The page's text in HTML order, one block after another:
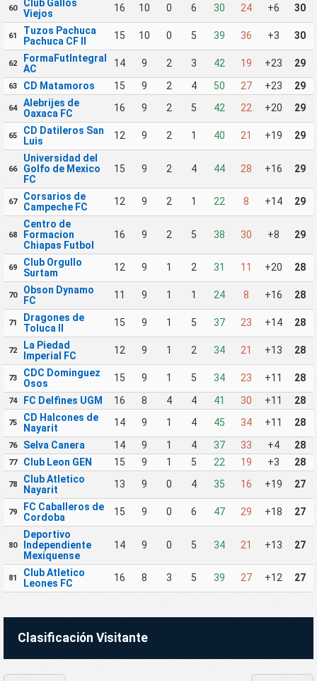
60
Club Gallos
Viejos
16 10 0 6 30 24 +6 30
61
Tuzos Pachuca
Pachuca CF II
15 10 0 5 39 36 +3 30
62
FormaFutIntegral
AC
14 9 2 3 42 19 +23 29
63 CD Matamoros 15 9 2 4 50 27 +23 29
64
Alebrijes de
Oaxaca FC
16 9 2 5 42 22 +20 29
65
CD Datileros San
Luis
12 9 2 1 40 21 +19 29
66
Universidad del
Golfo de Mexico
FC
15 9 2 4 44 28 +16 29
67
Corsarios de
Campeche FC
12 9 2 1 22 8 +14 29
68
Centro de
Formacion
Chiapas Futbol
16 9 2 5 38 30 +8 29
69
Club Orgullo
Surtam
12 9 1 2 31 11 +20 28
70
Obson Dynamo
FC
11 9 1 1 24 8 +16 28
71
Dragones de
Toluca II
15 9 1 5 37 23 +14 28
72
La Piedad
Imperial FC
12 9 1 2 34 21 +13 28
73
CDC Dominguez
Osos
15 9 1 5 34 23 +11 28
74 FC Delfines UGM 16 8 4 4 41 30 +11 28
75
CD Halcones de
Nayarit
14 9 1 4 45 34 +11 28
76 Selva Canera 14 9 1 4 37 33 +4 28
77 Club Leon GEN 15 9 1 5 22 19 +3 28
78
Club Atletico
Nayarit
13 9 0 4 35 16 +19 27
79
FC Caballeros de
Cordoba
15 9 0 6 47 29 +18 27
80
Deportivo
Independiente
Mexiquense
14 9 0 5 34 21 +13 27
81
Club Atletico
Leones FC
16 8 3 5 39 27 +12 27
Clasificación Visitante